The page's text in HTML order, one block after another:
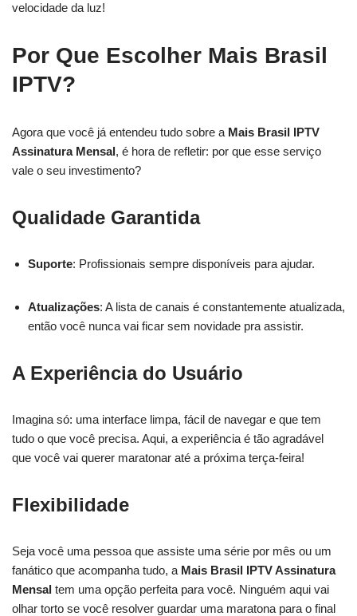
velocidade da luz!
Por Que Escolher Mais Brasil
IPTV?
Agora que você já entendeu tudo sobre a Mais Brasil IPTV
Assinatura Mensal, é hora de refletir: por que esse serviço
vale o seu investimento?
Qualidade Garantida
Suporte: Profissionais sempre disponíveis para ajudar.
Atualizações: A lista de canais é constantemente atualizada,
então você nunca vai ficar sem novidade pra assistir.
A Experiência do Usuário
Imagina só: uma interface limpa, fácil de navegar e que tem
tudo o que você precisa. Aqui, a experiência é tão agradável
que você vai querer maratonar até a próxima terça-feira!
Flexibilidade
Seja você uma pessoa que assiste uma série por mês ou um
fanático que acompanha tudo, a Mais Brasil IPTV Assinatura
Mensal tem uma opção perfeita para você. Ninguém aqui vai
olhar torto se você resolver guardar uma maratona para o final